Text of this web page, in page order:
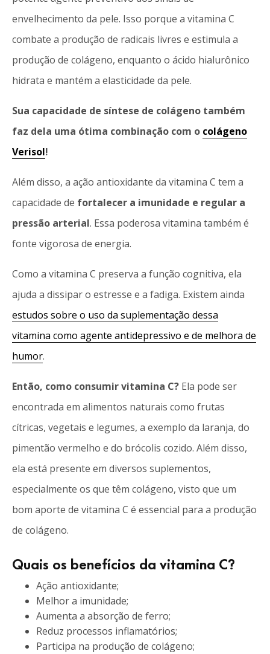
envelhecimento da pele. Isso porque a vitamina C
combate a produção de radicais livres e estimula a
produção de colágeno, enquanto o ácido hialurônico
hidrata e mantém a elasticidade da pele.
Sua capacidade de síntese de colágeno também
faz dela uma ótima combinação com o colágeno
Verisol!
Além disso, a ação antioxidante da vitamina C tem a
capacidade de fortalecer a imunidade e regular a
pressão arterial. Essa poderosa vitamina também é
fonte vigorosa de energia.
Como a vitamina C preserva a função cognitiva, ela
ajuda a dissipar o estresse e a fadiga. Existem ainda
estudos sobre o uso da suplementação dessa
vitamina como agente antidepressivo e de melhora de
humor.
Então, como consumir vitamina C? Ela pode ser
encontrada em alimentos naturais como frutas
cítricas, vegetais e legumes, a exemplo da laranja, do
pimentão vermelho e do brócolis cozido. Além disso,
ela está presente em diversos suplementos,
especialmente os que têm colágeno, visto que um
bom aporte de vitamina C é essencial para a produção
de colágeno.
Quais os benefícios da vitamina C?
Ação antioxidante;
Melhor a imunidade;
Aumenta a absorção de ferro;
Reduz processos inflamatórios;
Participa na produção de colágeno;